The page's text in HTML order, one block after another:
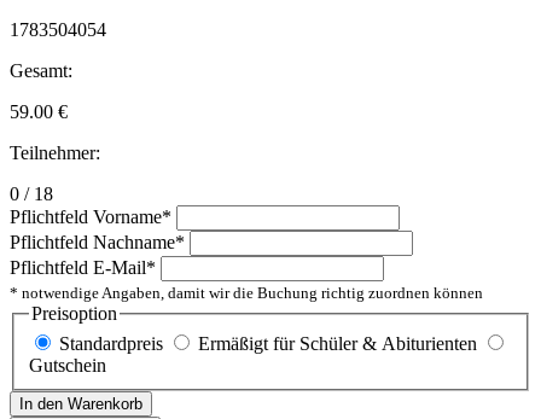
1783504054
Gesamt:
59.00 €
Teilnehmer:
0 / 18
Pflichtfeld Vorname*
Pflichtfeld Nachname*
Pflichtfeld E-Mail*
* notwendige Angaben, damit wir die Buchung richtig zuordnen können
Preisoption
Standardpreis
Ermäßigt für Schüler & Abiturienten
Gutschein